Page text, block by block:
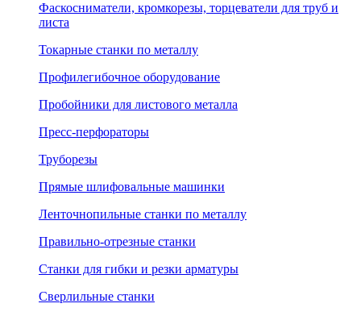
Фаскосниматели, кромкорезы, торцеватели для труб и
листа
Токарные станки по металлу
Профилегибочное оборудование
Пробойники для листового металла
Пресс-перфораторы
Труборезы
Прямые шлифовальные машинки
Ленточнопильные станки по металлу
Правильно-отрезные станки
Станки для гибки и резки арматуры
Сверлильные станки